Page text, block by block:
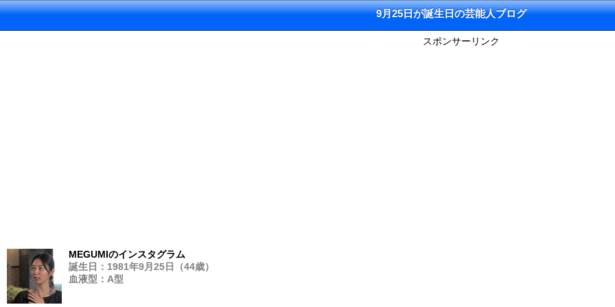
9月25日が誕生日の芸能人ブログ
スポンサーリンク
MEGUMIのインスタグラム
誕生日：1981年9月25日（44歳）
血液型：A型